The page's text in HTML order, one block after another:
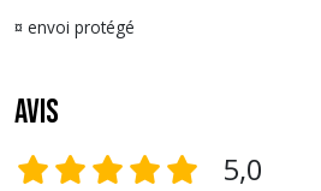
¤ envoi protégé
Avis
5,0